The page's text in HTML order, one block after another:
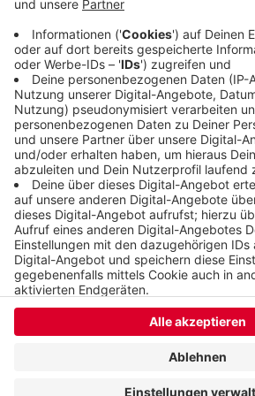
schlussendlich festgenommen.
Veröffentlicht:Sonntag, 13.07.2025
Anzeige
Anzeige